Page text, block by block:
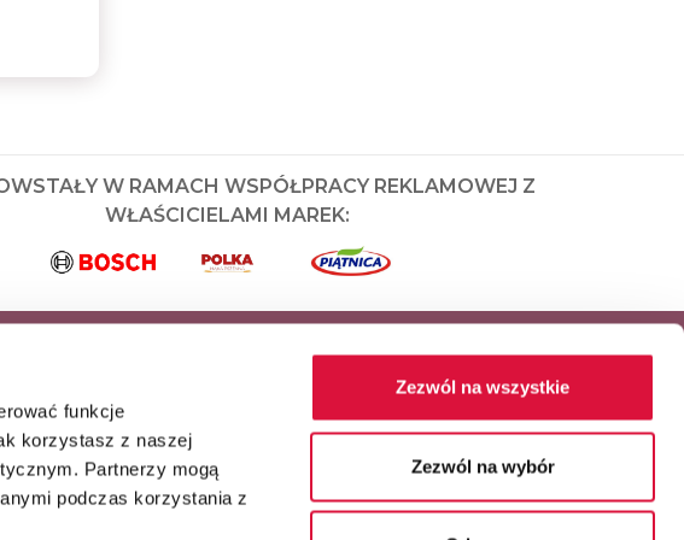
funkcje
korzystasz z naszej
Partnerzy mogą
podczas korzystania z
Zezwól na wszystkie
Zezwól na wybór
W RAMACH WSPÓŁPRACY REKLAMOWEJ Z
WŁAŚCICIELAMI MAREK:
Główny partner serwisu